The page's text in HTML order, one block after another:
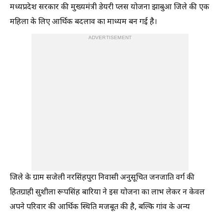
मध्यप्रदेश सरकार की मुख्यमंत्री डेयरी प्लस योजना झाबुआ जिले की एक
महिला के लिए आर्थिक बदलाव का माध्यम बन गई है।
ADVERTISEMENT
जिले के ग्राम सजेली नरसिंहपुरा निवासी अनुसूचित जनजाति वर्ग की
हितग्राही सुशीला रूपसिंह बारिया ने इस योजना का लाभ लेकर न केवल
अपने परिवार की आर्थिक स्थिति मजबूत की है, बल्कि गांव के अन्य